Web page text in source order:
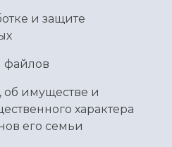
и защите
файлов
об имуществе и
характера
его семьи